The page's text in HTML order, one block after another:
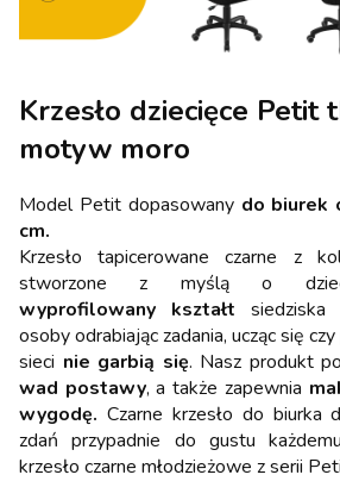
Krzesło dziecięce Petit
motyw moro
Model Petit dopasowany do biurek
cm.
Krzesło tapicerowane czarne z
stworzone z myślą o
wyprofilowany kształt siedziska
osoby odrabiając zadania, ucząc się
sieci nie garbią się. Nasz produkt
wad postawy, a także zapewnia
wygodę. Czarne krzesło do biurka
zdań przypadnie do gustu
krzesło czarne młodzieżowe z serii